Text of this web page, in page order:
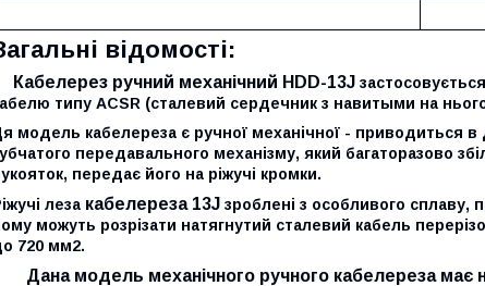
відомості:
Кабелерез ручний механічний HDD-13J
типу ACSR (сталевий сердечник з навитыми на
модель кабелереза є ручної механічної - приводиться в
передавального механізму, який багаторазово
передає його на ріжучі кромки.
леза кабелереза 13J зроблені з особливого сплаву,
можуть розрізати натягнутий сталевий кабель
720 мм2.
Дана модель механічного ручного кабелереза має